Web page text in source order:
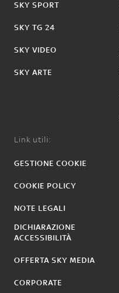
SKY SPORT
SKY TG 24
SKY VIDEO
SKY ARTE
Link utili:
GESTIONE COOKIE
COOKIE POLICY
NOTE LEGALI
DICHIARAZIONE
ACCESSIBILITÀ
OFFERTA SKY MEDIA
CORPORATE